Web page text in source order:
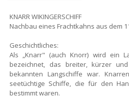
KNARR WIKINGERSCHIFF
Nachbau eines Frachtkahns aus dem
Geschichtliches:
Als „Knarr" (auch Knorr) wird ein
bezeichnet, das breiter, kürzer
bekannten Langschiffe war.
seetüchtige Schiffe, die für den
bestimmt waren.